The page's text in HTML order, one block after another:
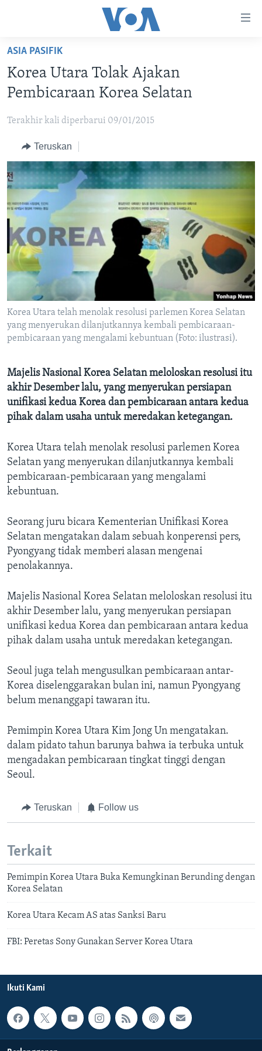
Akses
Lanjut
ke
Konten
Lanjut
Utama
Lanjut
Pencarian
DUNIA
POLYGRAPH
DAFTAR PROGRAM
Learning English
IKUTI KAMI
Bahasa-bahasa
ASIA PASIFIK
Korea Utara Tolak Ajakan
Pembicaraan Korea Selatan
Terakhir kali diperbarui 09/01/2015
Teruskan
Korea Utara telah menolak resolusi parlemen Korea Selatan
yang menyerukan dilanjutkannya kembali pembicaraan-
pembicaraan yang mengalami kebuntuan (Foto: ilustrasi).
Majelis Nasional Korea Selatan meloloskan resolusi itu
akhir Desember lalu, yang menyerukan persiapan
unifikasi kedua Korea dan pembicaraan antara kedua
pihak dalam usaha untuk meredakan ketegangan.
Korea Utara telah menolak resolusi parlemen Korea
Selatan yang menyerukan dilanjutkannya kembali
pembicaraan-pembicaraan yang mengalami
kebuntuan.
Seorang juru bicara Kementerian Unifikasi Korea
Selatan mengatakan dalam sebuah konperensi pers,
Pyongyang tidak memberi alasan mengenai
penolakannya.
Majelis Nasional Korea Selatan meloloskan resolusi itu
akhir Desember lalu, yang menyerukan persiapan
unifikasi kedua Korea dan pembicaraan antara kedua
pihak dalam usaha untuk meredakan ketegangan.
Seoul juga telah mengusulkan pembicaraan antar-
Korea diselenggarakan bulan ini, namun Pyongyang
belum menanggapi tawaran itu.
Pemimpin Korea Utara Kim Jong Un mengatakan.
dalam pidato tahun barunya bahwa ia terbuka untuk
mengadakan pembicaraan tingkat tinggi dengan
Seoul.
Teruskan Follow us
Terkait
Pemimpin Korea Utara Buka Kemungkinan Berunding dengan
Korea Selatan
Korea Utara Kecam AS atas Sanksi Baru
FBI: Peretas Sony Gunakan Server Korea Utara
Ikuti Kami